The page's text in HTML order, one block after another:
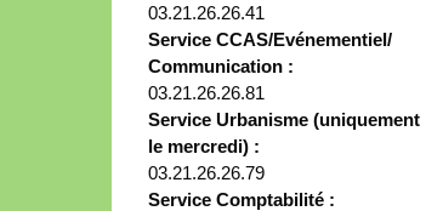
03.21.26.26.41
Service CCAS/Evénementiel/
Communication :
03.21.26.26.81
Service Urbanisme (uniquement
le mercredi) :
03.21.26.26.79
Service Comptabilité :